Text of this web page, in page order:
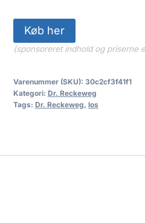
var:
138.00 kr..
Køb her
(sponsoreret indhold og priserne
Varenummer (SKU): 30c2cf3f41f1
Kategori: Dr. Reckeweg
Tags: Dr. Reckeweg, los